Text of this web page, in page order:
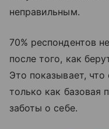
неправильным.
70% респондентов
после того, как
Это показывает,
только как базовая
заботы о себе.